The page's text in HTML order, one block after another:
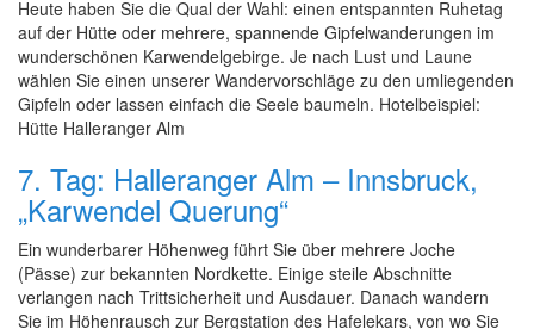
Heute haben Sie die Qual der Wahl: einen entspannten Ruhetag
auf der Hütte oder mehrere, spannende Gipfelwanderungen im
wunderschönen Karwendelgebirge. Je nach Lust und Laune
wählen Sie einen unserer Wandervorschläge zu den umliegenden
Gipfeln oder lassen einfach die Seele baumeln. Hotelbeispiel:
Hütte Halleranger Alm
7. Tag: Halleranger Alm – Innsbruck,
„Karwendel Querung“
Ein wunderbarer Höhenweg führt Sie über mehrere Joche
(Pässe) zur bekannten Nordkette. Einige steile Abschnitte
verlangen nach Trittsicherheit und Ausdauer. Danach wandern
Sie im Höhenrausch zur Bergstation des Hafelekars, von wo Sie